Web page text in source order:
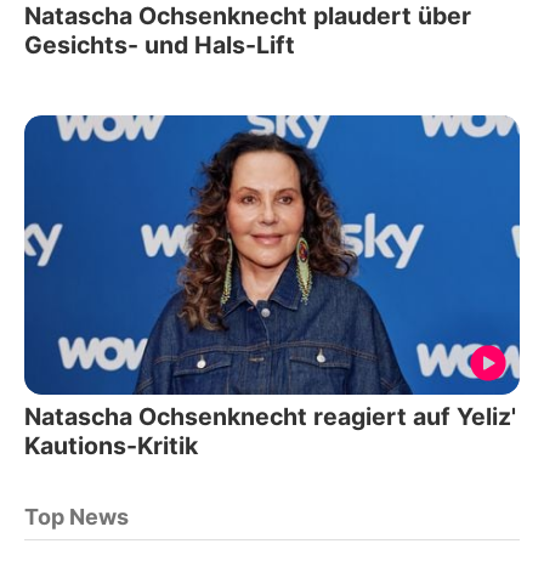
Natascha Ochsenknecht plaudert über
Gesichts- und Hals-Lift
Natascha Ochsenknecht reagiert auf Yeliz'
Kautions-Kritik
Top News